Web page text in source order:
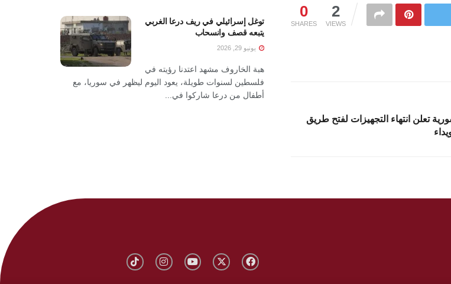
0
SHARES
2
VIEWS
تعلن انتهاء التجهيزات لفتح طريق
توغل إسرائيلي في ريف درعا الغربي
يتبعه قصف وانسحاب
يونيو 29, 2026
هبة الخاروف مشهد اعتدنا رؤيته في
فلسطين لسنوات طويلة، يعود اليوم ليظهر في سوريا، مع
أطفال من درعا شاركوا في...